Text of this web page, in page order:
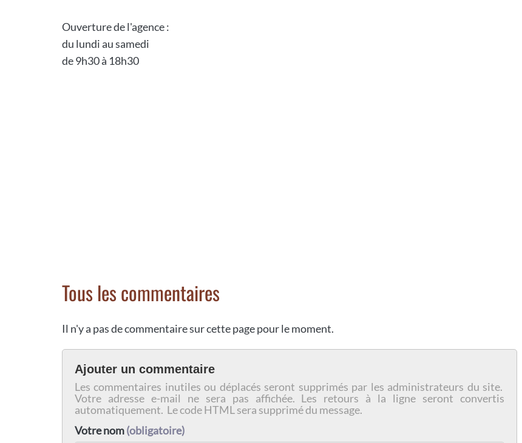
Ouverture de l'agence :
du lundi au samedi
de 9h30 à 18h30
Tous les commentaires
Il n'y a pas de commentaire sur cette page pour le moment.
Ajouter un commentaire
Les commentaires inutiles ou déplacés seront supprimés par les administrateurs du site.
Votre adresse e-mail ne sera pas affichée. Les retours à la ligne seront convertis
automatiquement. Le code HTML sera supprimé du message.
Votre nom(obligatoire)